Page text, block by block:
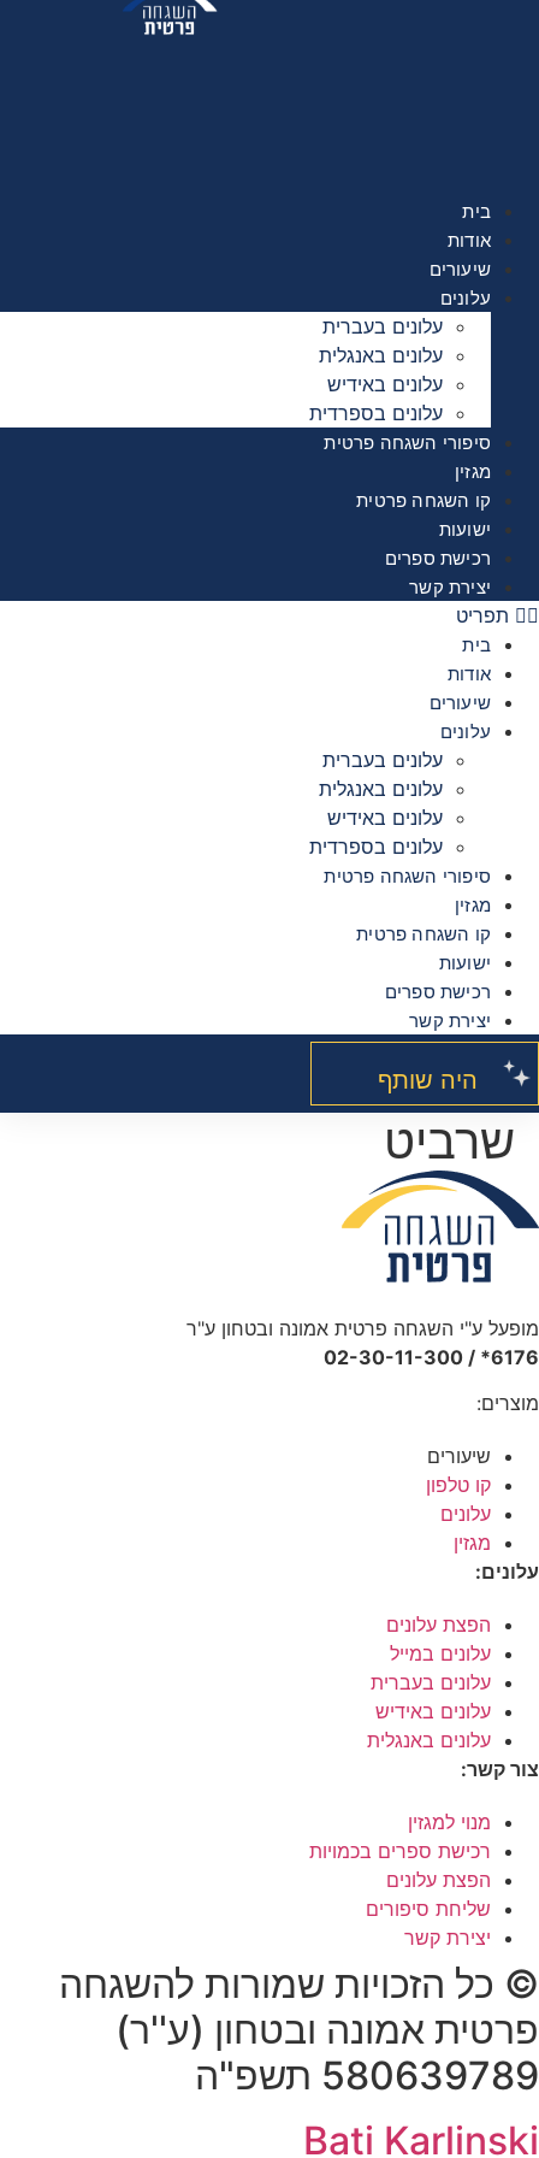
בית
אודות
שיעורים
עלונים
עלונים בעברית
עלונים באנגלית
עלונים באידיש
עלונים בספרדית
סיפורי השגחה פרטית
מגזין
קו השגחה פרטית
ישועות
רכישת ספרים
יצירת קשר
תפריט
בית
אודות
שיעורים
עלונים
עלונים בעברית
עלונים באנגלית
עלונים באידיש
עלונים בספרדית
סיפורי השגחה פרטית
מגזין
קו השגחה פרטית
ישועות
רכישת ספרים
יצירת קשר
היה שותף
שרביט
מופעל ע"י השגחה פרטית אמונה ובטחון ע"ר
6176* / 02-30-11-300
מוצרים:
שיעורים
קו טלפון
עלונים
מגזין
עלונים:
הפצת עלונים
עלונים במייל
עלונים בעברית
עלונים באידיש
עלונים באנגלית
צור קשר:
מנוי למגזין
רכישת ספרים בכמויות
הפצת עלונים
שליחת סיפורים
יצירת קשר
© כל הזכויות שמורות להשגחה
פרטית אמונה ובטחון (ע''ר)
580639789 תשפ"ה
Bati Karlinski​